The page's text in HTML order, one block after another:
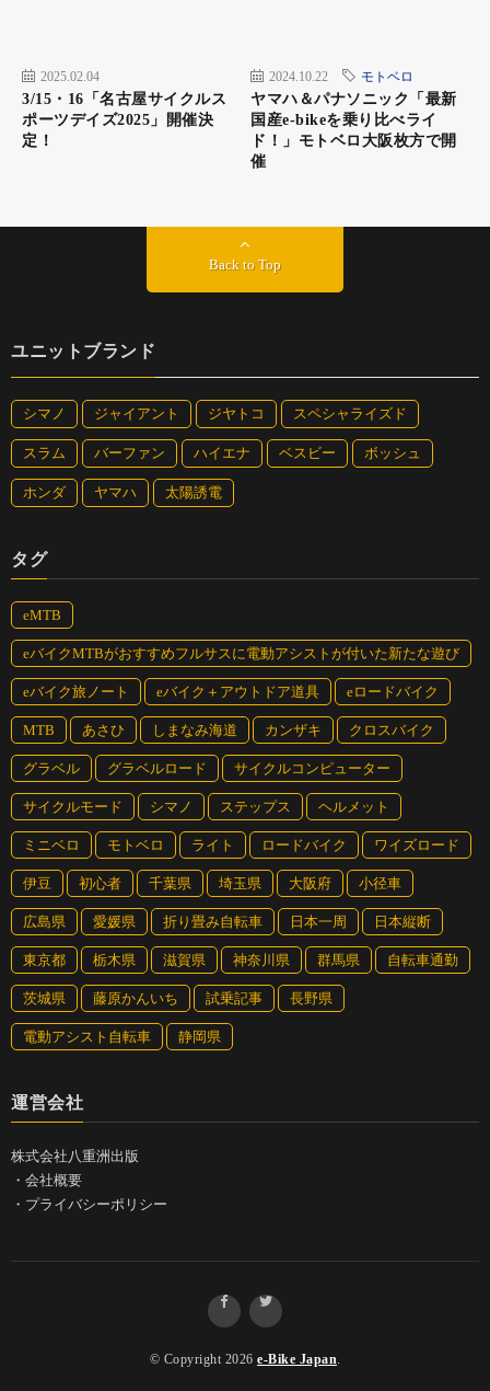
2025.02.04
3/15・16「名古屋サイクルス
ポーツデイズ2025」開催決
定！
2024.10.22 モトベロ
ヤマハ＆パナソニック「最新
国産e-bikeを乗り比べライ
ド！」モトベロ大阪枚方で開
催
Back to Top
ユニットブランド
シマノ ジャイアント ジヤトコ スペシャライズド
スラム バーファン ハイエナ ベスビー ボッシュ
ホンダ ヤマハ 太陽誘電
タグ
eMTB
eバイクMTBがおすすめフルサスに電動アシストが付いた新たな遊び
eバイク旅ノート eバイク＋アウトドア道具 eロードバイク
MTB あさひ しまなみ海道 カンザキ クロスバイク
グラベル グラベルロード サイクルコンピューター
サイクルモード シマノ ステップス ヘルメット
ミニベロ モトベロ ライト ロードバイク ワイズロード
伊豆 初心者 千葉県 埼玉県 大阪府 小径車
広島県 愛媛県 折り畳み自転車 日本一周 日本縦断
東京都 栃木県 滋賀県 神奈川県 群馬県 自転車通勤
茨城県 藤原かんいち 試乗記事 長野県
電動アシスト自転車 静岡県
運営会社
株式会社八重洲出版
・ 会社概要
・ プライバシーポリシー
© Copyright 2026 e-Bike Japan.